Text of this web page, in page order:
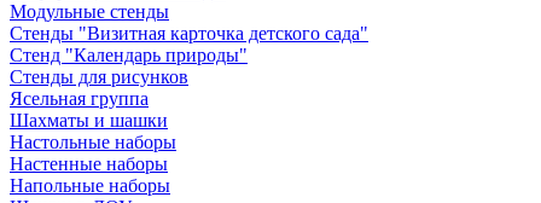
Модульные стенды
Стенды "Визитная карточка детского сада"
Стенд "Календарь природы"
Стенды для рисунков
Ясельная группа
Шахматы и шашки
Настольные наборы
Настенные наборы
Напольные наборы